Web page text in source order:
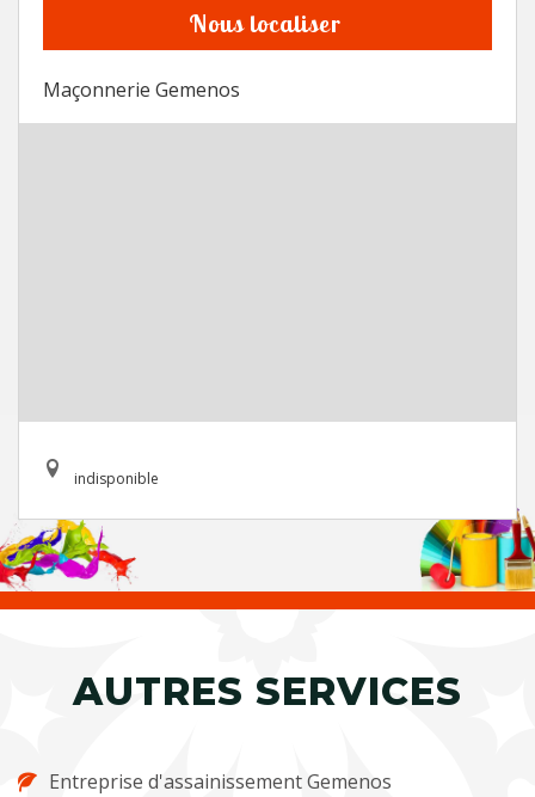
Nous localiser
Maçonnerie Gemenos
indisponible
AUTRES SERVICES
Entreprise d'assainissement Gemenos